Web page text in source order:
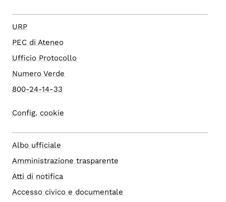
URP
PEC di Ateneo
Ufficio Protocollo
Numero Verde
800-24-14-33
Config. cookie
Albo ufficiale
Amministrazione trasparente
Atti di notifica
Accesso civico e documentale